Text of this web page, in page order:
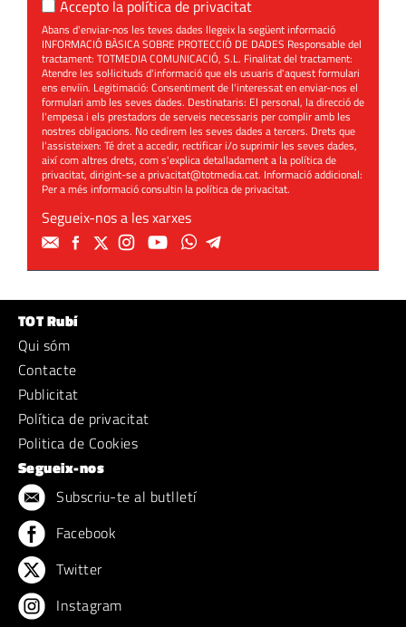
Accepto la política de privacitat
Abans d'enviar-nos les teves dades llegeix la següent informació
INFORMACIÓ BÀSICA SOBRE PROTECCIÓ DE DADES Responsable del
tractament: TOTMEDIA COMUNICACIÓ, S.L. Finalitat del tractament:
Atendre les sol·licituds d'informació que els usuaris d'aquest formulari
ens enviïn. Legitimació: Consentiment de l'interessat en enviar-nos el
formulari amb les seves dades. Destinataris: El personal, la direcció de
l'empesa i els prestadors de serveis necessaris per complir amb les
nostres obligacions. No cedirem les seves dades a tercers. Drets que
l'assisteixen: Té dret a accedir, rectificar i/o suprimir les seves dades,
així com altres drets, com s'explica detalladament a la política de
privacitat, dirigint-se aprivacitat@totmedia.cat. Informació addicional:
Per a més informació consultin lapolítica de privacitat.
Segueix-nos a les xarxes
TOT Rubí
Qui sóm
Contacte
Publicitat
Política de privacitat
Politica de Cookies
Segueix-nos
Subscriu-te al butlletí
Facebook
Twitter
Instagram